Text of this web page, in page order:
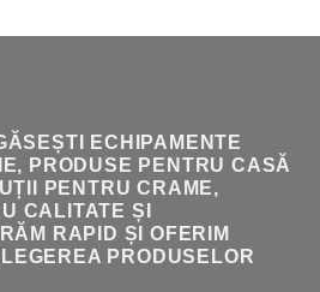
FOST:
222.00 LEI.
ECHIPAMENTE
PRODUSE PENTRU CASĂ
PENTRU CRAME,
CALITATE ȘI
RAPID ȘI OFERIM
PRODUSELOR